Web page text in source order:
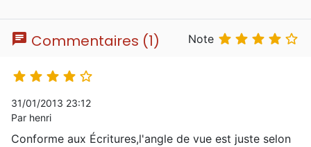
chat Commentaires (1) Note     
    
31/01/2013 23:12
Par henri
Conforme aux Écritures,l'angle de vue est juste selon